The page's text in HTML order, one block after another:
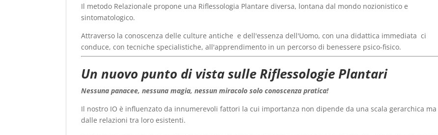
Il metodo Relazionale propone una Riflessologia Plantare diversa, lontana dal mondo nozionistico e
sintomatologico.
Attraverso la conoscenza delle culture antiche e dell'essenza dell'Uomo, con una didattica immediata ci
conduce, con tecniche specialistiche, all'apprendimento in un percorso di benessere psico-fisico.
Un nuovo punto di vista sulle Riflessologie Plantari
Nessuna panacee, nessuna magia, nessun miracolo solo conoscenza pratica!
Il nostro IO è influenzato da innumerevoli fattori la cui importanza non dipende da una scala gerarchica ma
dalle relazioni tra loro esistenti.